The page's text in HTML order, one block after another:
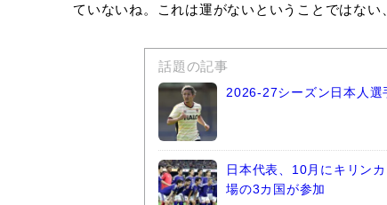
ていないね。これは運がないということではない
話題の記事
2026-27シーズン日本人選
日本代表、10月にキリン
場の3カ国が参加